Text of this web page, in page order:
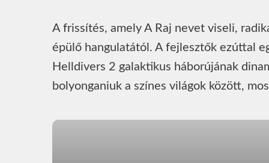
A frissítés, amely A Raj nevet viseli,
épülő hangulatától. A fejlesztők ezúttal
Helldivers 2 galaktikus háborújának
bolyonganiuk a színes világok között,